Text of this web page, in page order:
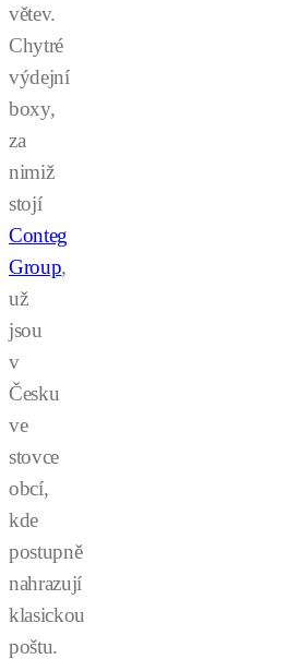
větev.
Chytré
výdejní
boxy,
za
nimiž
stojí
Conteg
Group,
už
jsou
v
Česku
ve
stovce
obcí,
kde
postupně
nahrazují
klasickou
poštu.